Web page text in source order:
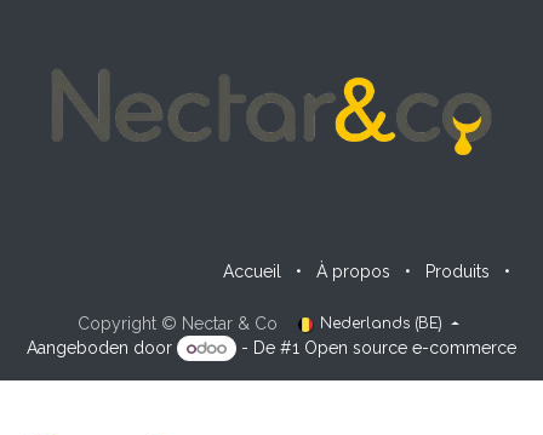
Accueil • À propos • Produits •
Copyright © Nectar & Co Nederlands (BE)
Aangeboden door - De #1 Open source e-commerce